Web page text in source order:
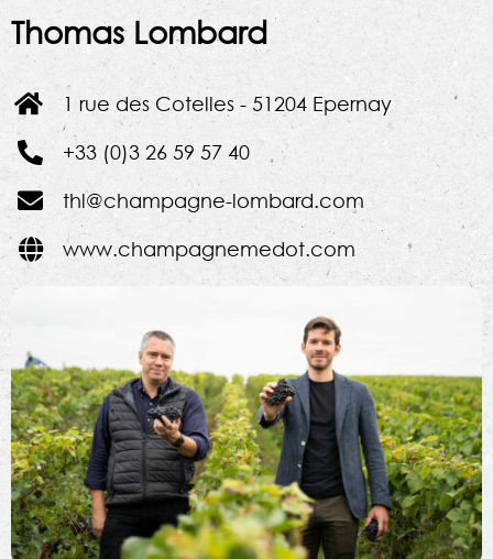
Thomas Lombard
1 rue des Cotelles - 51204 Epernay
+33 (0)3 26 59 57 40
thl@champagne-lombard.com
www.champagnemedot.com